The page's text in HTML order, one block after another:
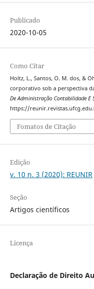
Publicado
2020-10-05
Como Citar
Holtz, L., Santos, O. M. dos, &
corporativo sob a perspectiva
De Administração Contabilidade E
https://
Fomatos de Citação
Edição
v. 10 n. 3 (2020): REUNIR
Seção
Artigos científicos
Licença
Declaração de Direito